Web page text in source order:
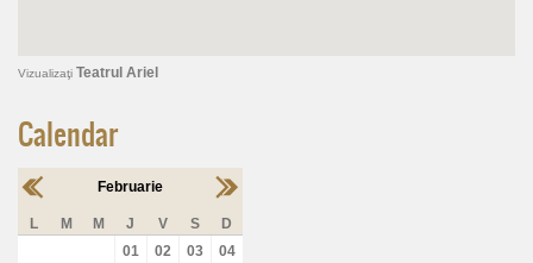
Calendar
Februarie
L M M J V S
D
01
02 03
04
Vizualizaţi Teatrul Ariel